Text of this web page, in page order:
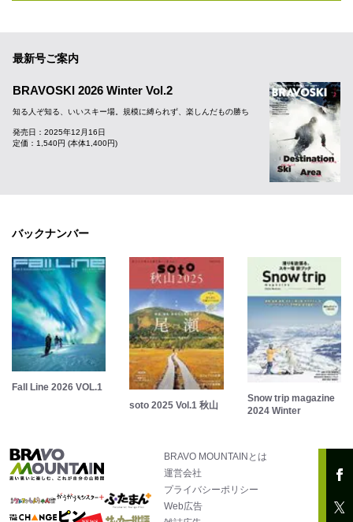
最新号ご案内
BRAVOSKI 2026 Winter Vol.2
知る人ぞ知る、いいスキー場。規模に縛られず、楽しんだもの勝ち
発売日：2025年12月16日
定価：1,540円 (本体1,400円)
バックナンバー
Fall Line 2026 VOL.1
soto 2025 Vol.1 秋山
Snow trip magazine
2024 Winter
BRAVO MOUNTAINとは
運営会社
プライバシーポリシー
Web広告